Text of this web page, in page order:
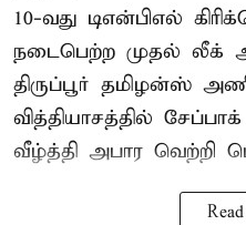
10-வது டிஎன்பிஎல்
நடைபெற்ற முதல் லீக்
திருப்பூர் தமிழன்ஸ்
வித்தியாசத்தில்
வீழ்த்தி அபார வெற்றி